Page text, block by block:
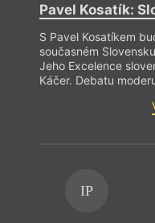
Pavel Kosatík:
S Pavel Kosatíkem
současném
Jeho Excelence
Káčer. Debatu
IP